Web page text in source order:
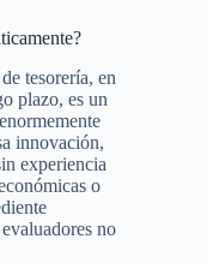
tesorería, en
plazo, es un
innovación,
experiencia
o
no